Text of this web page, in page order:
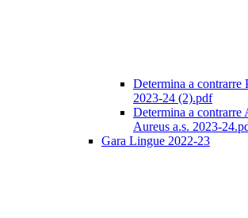
Determina a contrarre
2023-24 (2).pdf
Determina a contrarre
Aureus a.s. 2023-
Gara Lingue 2022-23